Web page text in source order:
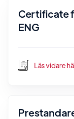
Certificate
ENG
Läs vidare